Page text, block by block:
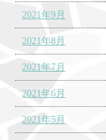
2021年9月
2021年8月
2021年7月
2021年6月
2021年5月